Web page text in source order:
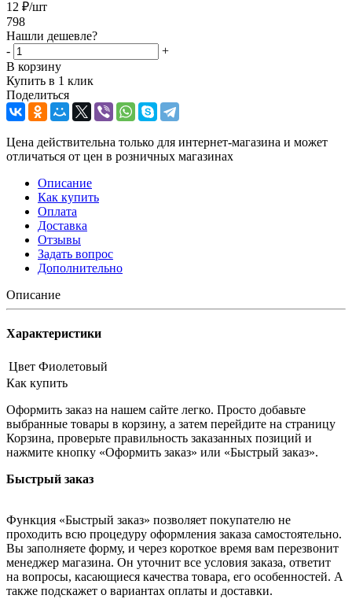
12 ₽/шт
798
Нашли дешевле?
-
+
В корзину
Купить в 1 клик
Поделиться
Цена действительна только для интернет-магазина и может
отличаться от цен в розничных магазинах
Описание
Как купить
Оплата
Доставка
Отзывы
Задать вопрос
Дополнительно
Описание
Характеристики
Цвет Фиолетовый
Как купить
Оформить заказ на нашем сайте легко. Просто добавьте
выбранные товары в корзину, а затем перейдите на страницу
Корзина, проверьте правильность заказанных позиций и
нажмите кнопку «Оформить заказ» или «Быстрый заказ».
Быстрый заказ
Функция «Быстрый заказ» позволяет покупателю не
проходить всю процедуру оформления заказа самостоятельно.
Вы заполняете форму, и через короткое время вам перезвонит
менеджер магазина. Он уточнит все условия заказа, ответит
на вопросы, касающиеся качества товара, его особенностей. А
также подскажет о вариантах оплаты и доставки.